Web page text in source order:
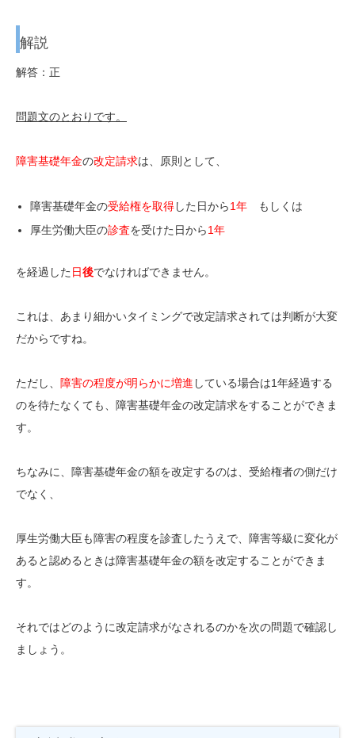
解説
解答：正
問題文のとおりです。
障害基礎年金の改定請求は、原則として、
障害基礎年金の受給権を取得した日から1年 もしくは
厚生労働大臣の診査を受けた日から1年
を経過した 日後でなければできません。
これは、あまり細かいタイミングで改定請求されては判断が大変
だからですね。
ただし、 障害の程度が明らかに増進 している場合は1年経過する
のを待たなくても、障害基礎年金の改定請求をすることができま
す。
ちなみに、障害基礎年金の額を改定するのは、受給権者の側だけ
でなく、
厚生労働大臣も障害の程度を診査したうえで、障害等級に変化が
あると認めるときは障害基礎年金の額を改定することができま
す。
それではどのように改定請求がなされるのかを次の問題で確認し
ましょう。